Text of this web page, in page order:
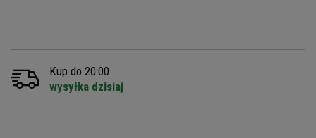
Kup do 20:00
wysyłka dzisiaj